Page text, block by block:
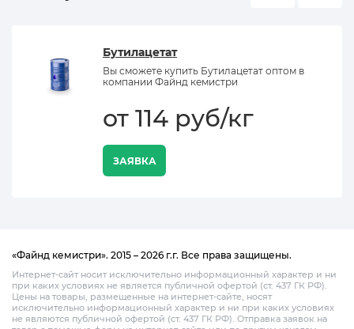
Бутилацетат
Вы сможете купить Бутилацетат оптом в
компании Файнд кемистри
от 114 руб/кг
ЗАЯВКА
«Файнд кемистри». 2015 – 2026 г.г. Все права защищены.
Интернет-сайт носит исключительно информационный характер и ни
при каких условиях не является публичной офертой (ст. 437 ГК РФ).
Цены на товары, размещенные на интернет-сайте, носят
исключительно информационный характер и ни при каких условиях
не являются публичной офертой (ст. 437 ГК РФ). Отправка заявок на